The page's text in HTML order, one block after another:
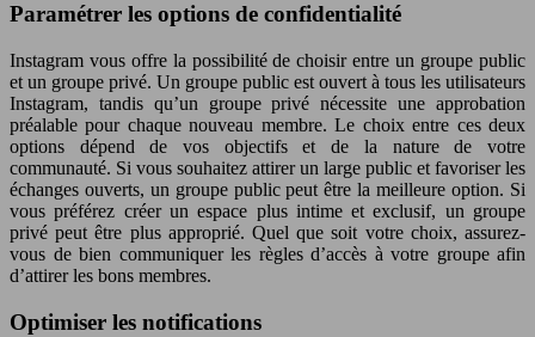
Paramétrer les options de confidentialité
Instagram vous offre la possibilité de choisir entre un groupe public
et un groupe privé. Un groupe public est ouvert à tous les utilisateurs
Instagram, tandis qu’un groupe privé nécessite une approbation
préalable pour chaque nouveau membre. Le choix entre ces deux
options dépend de vos objectifs et de la nature de votre
communauté. Si vous souhaitez attirer un large public et favoriser les
échanges ouverts, un groupe public peut être la meilleure option. Si
vous préférez créer un espace plus intime et exclusif, un groupe
privé peut être plus approprié. Quel que soit votre choix, assurez-
vous de bien communiquer les règles d’accès à votre groupe afin
d’attirer les bons membres.
Optimiser les notifications